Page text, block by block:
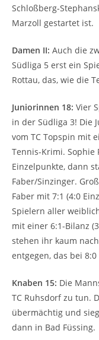
Schloßberg-
Marzoll gestartet ist.
Damen II: Auch die
Südliga 5 erst ein
Rottau, das, wie die
Juniorinnen 18: Vier
in der Südliga 3! Die
vom TC Topspin mit
Tennis-Krimi. Sophie
Einzelpunkte, dann
Faber/Sinzinger.
Faber mit 7:1 (4:0
Spielern aller
mit einer 6:1-Bilanz
stehen ihr kaum
entgegen, das bei
Knaben 15: Die
TC Ruhsdorf zu tun.
übermächtig und
dann in Bad Füssing.